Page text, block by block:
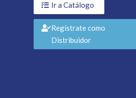
Ir a Catálogo
Regístrate como
Distribuidor